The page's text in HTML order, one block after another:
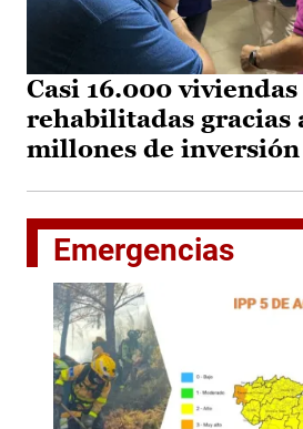
Casi 16.000 viviendas
rehabilitadas gracias
millones de inversión
Emergencias